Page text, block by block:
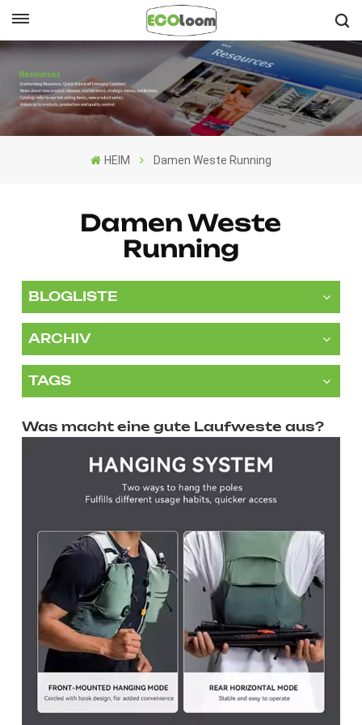
English
Français
HEIM Damen Weste Running
Damen Weste
Running
BLOGLISTE
ARCHIV
TAGS
Was macht eine gute Laufweste aus?